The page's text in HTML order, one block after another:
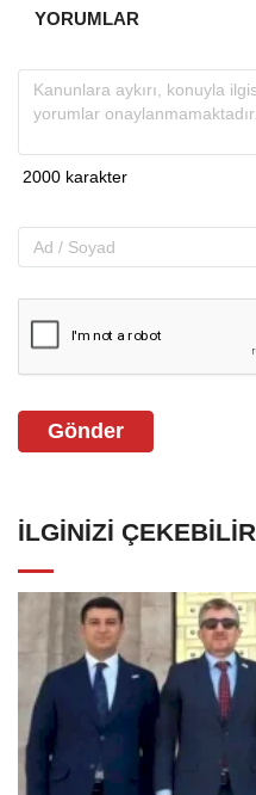
YORUMLAR
Gönder
İLGINIZI ÇEKEBILIR